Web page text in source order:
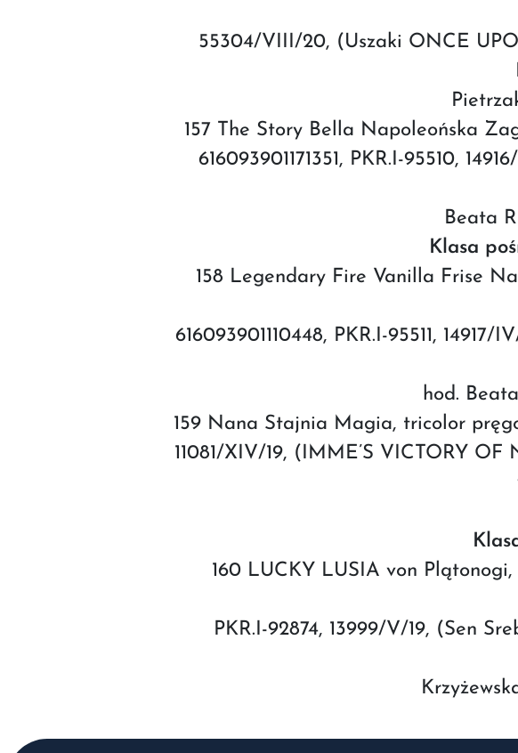
55304/VIII/20, (Uszaki ONCE
157 The Story Bella Napoleońska
616093901171351, PKR.I-95510,
Beata
Klasa
158 Legendary Fire Vanilla Frise
616093901110448, PKR.I-95511,
hod.
159 Nana Stajnia Magia, tricolor
11081/XIV/19, (IMME’S VICTORY
160 LUCKY LUSIA von
PKR.I-92874, 13999/V/19, (Sen